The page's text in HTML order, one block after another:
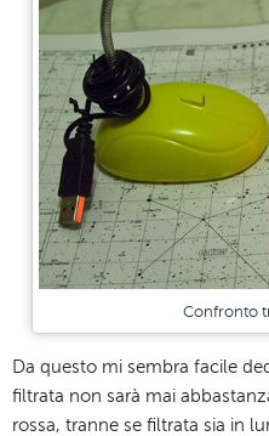
Confronto
Da questo mi sembra facile
filtrata non sarà mai
rossa, tranne se filtrata sia in